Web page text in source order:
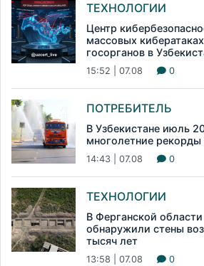
ТЕХНОЛОГИИ
Центр
массовых
госорганов в
15:52 | 07.08 0
ПОТРЕБИТЕЛЬ
В Узбекистане июль
многолетние
14:43 | 07.08 0
ТЕХНОЛОГИИ
В Ферганской
обнаружили стены
тысяч лет
13:58 | 07.08 0